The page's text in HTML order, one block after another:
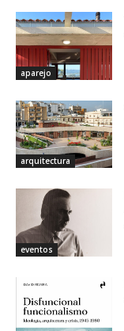
aparejo
arquitectura
eventos